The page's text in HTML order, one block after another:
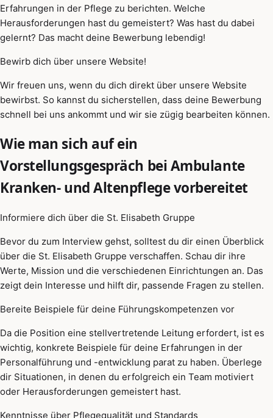
Erfahrungen in der Pflege zu berichten. Welche
Herausforderungen hast du gemeistert? Was hast du dabei
gelernt? Das macht deine Bewerbung lebendig!
Bewirb dich über unsere Website!
Wir freuen uns, wenn du dich direkt über unsere Website
bewirbst. So kannst du sicherstellen, dass deine Bewerbung
schnell bei uns ankommt und wir sie zügig bearbeiten können.
Wie man sich auf ein
Vorstellungsgespräch bei Ambulante
Kranken- und Altenpflege vorbereitet
Informiere dich über die St. Elisabeth Gruppe
Bevor du zum Interview gehst, solltest du dir einen Überblick
über die St. Elisabeth Gruppe verschaffen. Schau dir ihre
Werte, Mission und die verschiedenen Einrichtungen an. Das
zeigt dein Interesse und hilft dir, passende Fragen zu stellen.
Bereite Beispiele für deine Führungskompetenzen vor
Da die Position eine stellvertretende Leitung erfordert, ist es
wichtig, konkrete Beispiele für deine Erfahrungen in der
Personalführung und -entwicklung parat zu haben. Überlege
dir Situationen, in denen du erfolgreich ein Team motiviert
oder Herausforderungen gemeistert hast.
Kenntnisse über Pflegequalität und Standards